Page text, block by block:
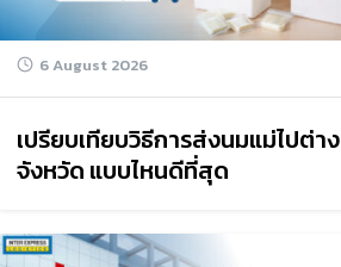
6 August 2026
เปรียบเทียบวิธีการส่งนมแม่ไปต่าง
จังหวัด แบบไหนดีที่สุด